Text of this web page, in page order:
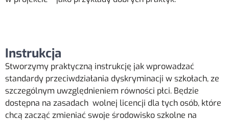
Instrukcja
Stworzymy praktyczną instrukcję jak wprowadzać
standardy przeciwdziałania dyskryminacji w szkołach, ze
szczególnym uwzględnieniem równości płci. Będzie
dostępna na zasadach wolnej licencji dla tych osób, które
chcą zacząć zmieniać swoje środowisko szkolne na